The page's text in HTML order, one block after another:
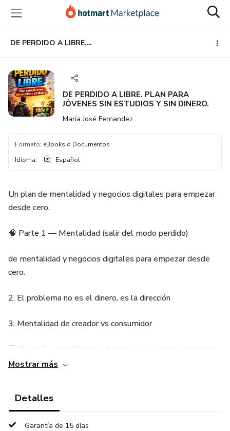
principal
página
de
página
DE PERDIDO A LIBRE. PLAN PARA JÓVENES SIN ESTUDIOS Y SIN DINERO.
DE PERDIDO A LIBRE. PLAN PARA
JÓVENES SIN ESTUDIOS Y SIN DINERO.
María José Fernandez
Formato: eBooks o Documentos
Idioma: Español
Un plan de mentalidad y negocios digitales para empezar
desde cero.
🧠 Parte 1 — Mentalidad (salir del modo perdido)
de mentalidad y negocios digitales para empezar desde
cero.
2.⁠ ⁠El problema no es el dinero, es la dirección
3.⁠ ⁠Mentalidad de creador vs consumidor
💻 Parte 2 — Habilidades digitales que pueden cambiar tu
vida
📈 Parte 4 — Plan de 90 días
Mostrar más
Detalles
Garantía de 15 días